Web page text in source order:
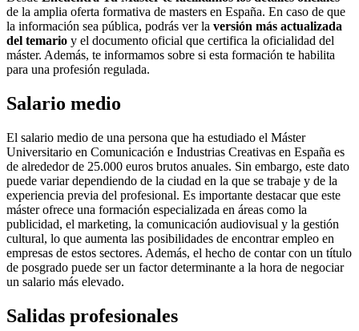
de la amplia oferta formativa de masters en España. En caso de que
la información sea pública, podrás ver la versión más actualizada
del temario y el documento oficial que certifica la oficialidad del
máster. Además, te informamos sobre si esta formación te habilita
para una profesión regulada.
Salario medio
El salario medio de una persona que ha estudiado el Máster
Universitario en Comunicación e Industrias Creativas en España es
de alrededor de 25.000 euros brutos anuales. Sin embargo, este dato
puede variar dependiendo de la ciudad en la que se trabaje y de la
experiencia previa del profesional. Es importante destacar que este
máster ofrece una formación especializada en áreas como la
publicidad, el marketing, la comunicación audiovisual y la gestión
cultural, lo que aumenta las posibilidades de encontrar empleo en
empresas de estos sectores. Además, el hecho de contar con un título
de posgrado puede ser un factor determinante a la hora de negociar
un salario más elevado.
Salidas profesionales